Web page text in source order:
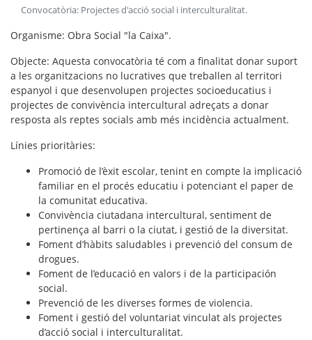
Convocatòria: Projectes d'acció social i interculturalitat.
Organisme: Obra Social "la Caixa".
Objecte: Aquesta convocatòria té com a finalitat donar suport
a les organitzacions no lucratives que treballen al territori
espanyol i que desenvolupen projectes socioeducatius i
projectes de convivència intercultural adreçats a donar
resposta als reptes socials amb més incidència actualment.
Línies prioritàries:
Promoció de l’èxit escolar, tenint en compte la implicació
familiar en el procés educatiu i potenciant el paper de
la comunitat educativa.
Convivència ciutadana intercultural, sentiment de
pertinença al barri o la ciutat, i gestió de la diversitat.
Foment d’hàbits saludables i prevenció del consum de
drogues.
Foment de l’educació en valors i de la participación
social.
Prevenció de les diverses formes de violencia.
Foment i gestió del voluntariat vinculat als projectes
d’acció social i interculturalitat.